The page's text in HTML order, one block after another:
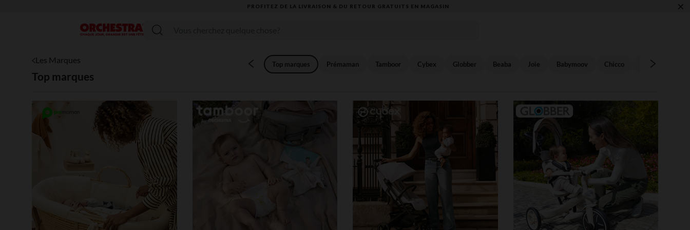
VOUS ALLEZ ADORER LA RENTRÉE ! DÉCOUVREZ LA NOUVELLE COLLECTION ! ×
Menu
Les Marques
Top marques
Top marques Prémaman Tamboor Cybex Globber Beaba Joie Babymoov Chicco Stokke